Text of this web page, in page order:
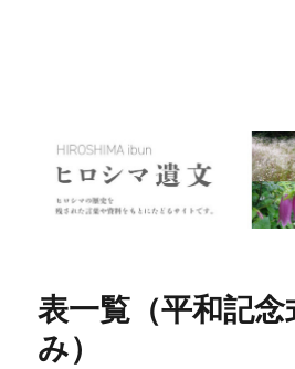
表一覧（平和記
み）